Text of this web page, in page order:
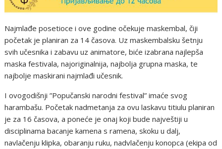
Najmlađe posetioce i ove godine očekuje maskembal, čiji
početak je planiran za 14 časova. Uz maskembalsku šetnju
svih učesnika i zabavu uz animatore, biće izabrana najlepša
maska festivala, najoriginalnija, najbolja grupna maska, te
najbolje maskirani najmlađi učesnik.
I ovogodišnji ”Popučanski narodni festival” imaće svog
harambašu. Početak nadmetanja za ovu laskavu titiulu planiran
je za 16 časova, a poneće je onaj koji bude najveštiji u
disciplinama bacanje kamena s ramena, skoku u dalj,
navlačenju klipka, obaranju ruku, nadvlačenju konopca (ekipa od